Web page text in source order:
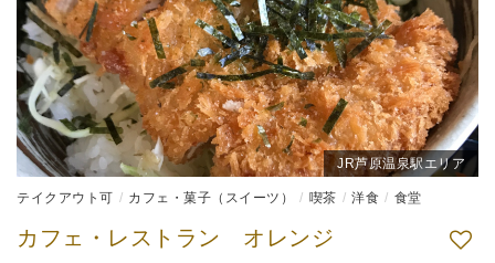
JR芦原温泉駅エリア
テイクアウト可 カフェ・菓子（スイーツ） 喫茶 洋食 食堂
カフェ・レストラン オレンジ